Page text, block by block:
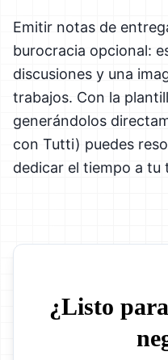
Emitir notas de
burocracia opcional:
discusiones y una
trabajos. Con la
generándolos
con Tutti) puedes
dedicar el tiempo a tu
¿Listo